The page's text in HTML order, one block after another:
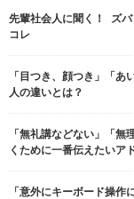
先輩社会人に聞く！ ズ
コレ
「目つき、顔つき」「
人の違いとは？
「無礼講などない」「
くために一番伝えたいア
「意外にキーボード操